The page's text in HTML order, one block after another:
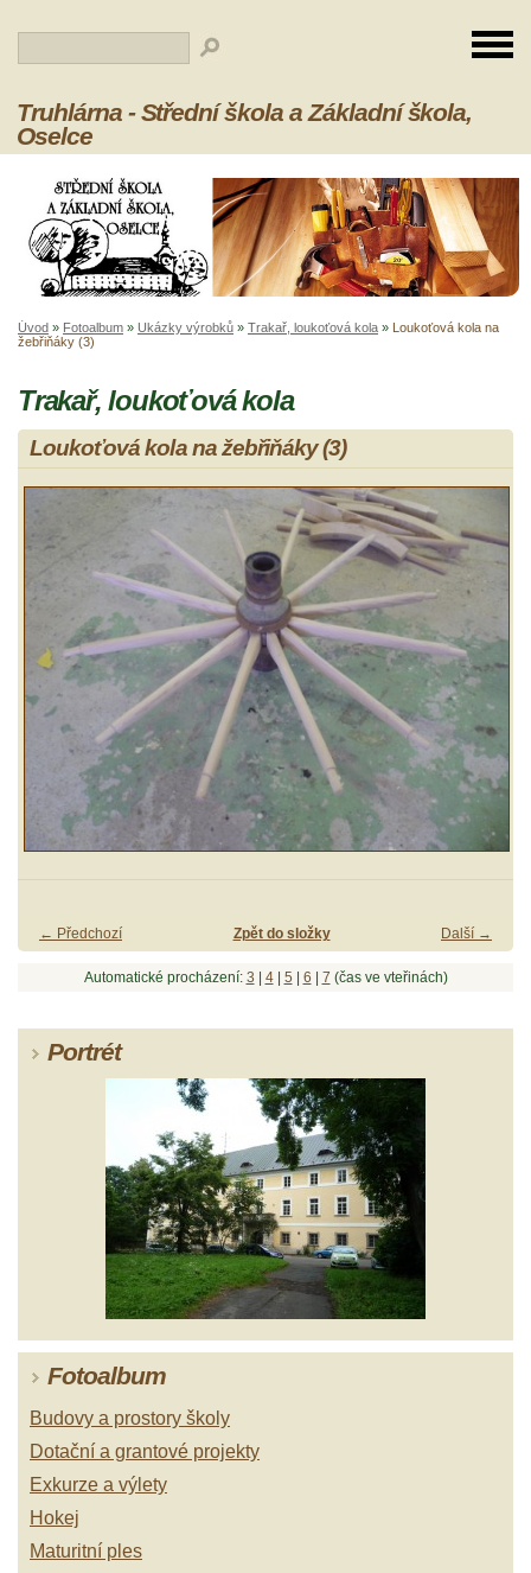
Truhlárna - Střední škola a Základní škola,
Oselce
Úvod » Fotoalbum » Ukázky výrobků » Trakař, loukoťová kola » Loukoťová kola na
žebřiňáky (3)
Trakař, loukoťová kola
Loukoťová kola na žebřiňáky (3)
← Předchozí Další →
Zpět do složky
Automatické procházení: 3 4| 5 6 7 (čas ve vteřinách)
Portrét
Fotoalbum
Budovy a prostory školy
Dotační a grantové projekty
Exkurze a výlety
Hokej
Maturitní ples